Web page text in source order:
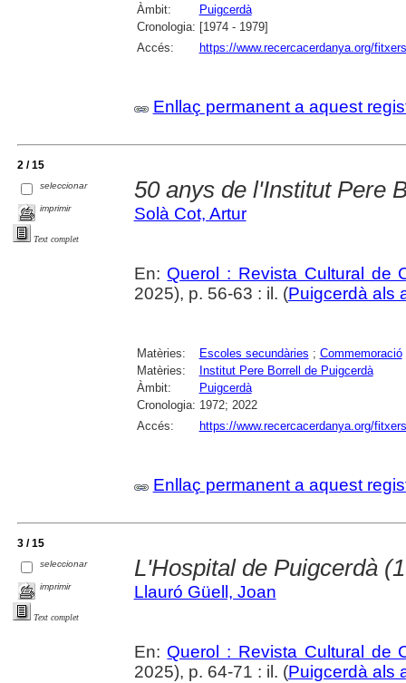
Àmbit:
Puigcerdà
Cronologia: [1974 - 1979]
Accés:
https://www.recercacerdanya.org/
Enllaç permanent a aquest
2 / 15
seleccionar
imprimir
Text complet
50 anys de l'Institut Pere
Solà Cot, Artur
En: Querol : Revista Cultural de
2025), p. 56-63 : il. (Puigcerdà als
Matèries: Escoles secundàries ; Commemoració
Matèries:
Institut Pere Borrell de Puigcerdà
Àmbit:
Puigcerdà
Cronologia: 1972; 2022
Accés:
https://www.recercacerdanya.org/
Enllaç permanent a aquest
3 / 15
seleccionar
imprimir
Text complet
L'Hospital de Puigcerdà
Llauró Güell, Joan
En: Querol : Revista Cultural de
2025), p. 64-71 : il. (Puigcerdà als